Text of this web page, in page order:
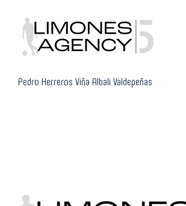
content
Pedro Herreros Viña Albali Valdepeñas